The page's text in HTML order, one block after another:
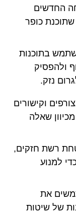
החדשים
שתוכנת כופר
בתוכנות
ולהפסיק
נזק.
וקישורים
שאלה
רשת חזקים,
למנוע
את
של שיטות